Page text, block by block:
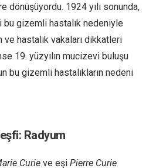
dönüşüyordu. 1924 yılı sonunda,
gizemli hastalık nedeniyle
hastalık vakaları dikkatleri
19. yüzyılın mucizevi buluşu
bu gizemli hastalıkların nedeni
Radyum
Curie ve eşi Pierre Curie